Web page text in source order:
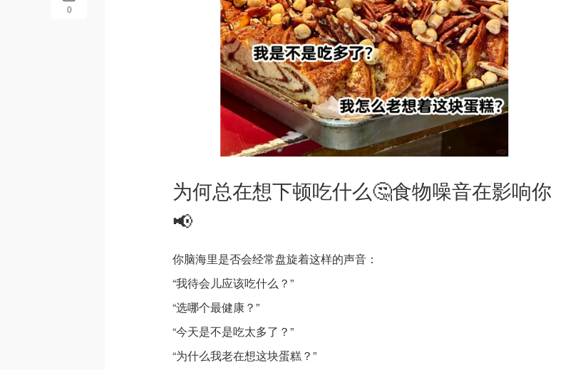
0
为何总在想下顿吃什么🤔食物噪音在影响你
📢
你脑海里是否会经常盘旋着这样的声音：
“我待会儿应该吃什么？”
“选哪个最健康？”
“今天是不是吃太多了？”
“为什么我老在想这块蛋糕？”